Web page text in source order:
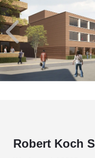
Robert Koch